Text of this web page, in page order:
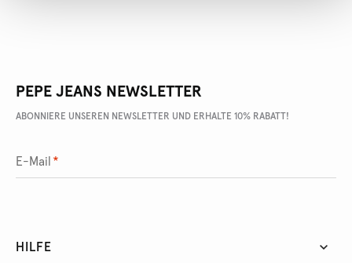
PEPE JEANS NEWSLETTER
ABONNIERE UNSEREN NEWSLETTER UND ERHALTE 10% RABATT!
E-Mail *
HILFE